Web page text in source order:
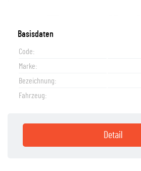
Basisdaten
Code:
Marke:
Bezeichnung:
Fahrzeug:
Detail